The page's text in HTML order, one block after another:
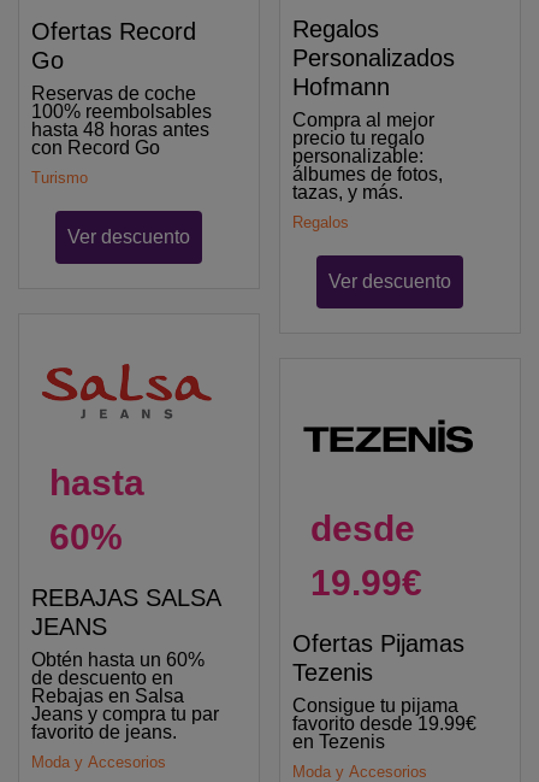
Ofertas Record
Go
Reservas de coche
100% reembolsables
hasta 48 horas antes
con Record Go
Turismo
Ver descuento
hasta
60%
REBAJAS SALSA
JEANS
Obtén hasta un 60%
de descuento en
Rebajas en Salsa
Jeans y compra tu par
favorito de jeans.
Moda y Accesorios
Regalos
Personalizados
Hofmann
Compra al mejor
precio tu regalo
personalizable:
álbumes de fotos,
tazas, y más.
Regalos
Ver descuento
desde
19.99€
Ofertas Pijamas
Tezenis
Consigue tu pijama
favorito desde 19.99€
en Tezenis
Moda y Accesorios